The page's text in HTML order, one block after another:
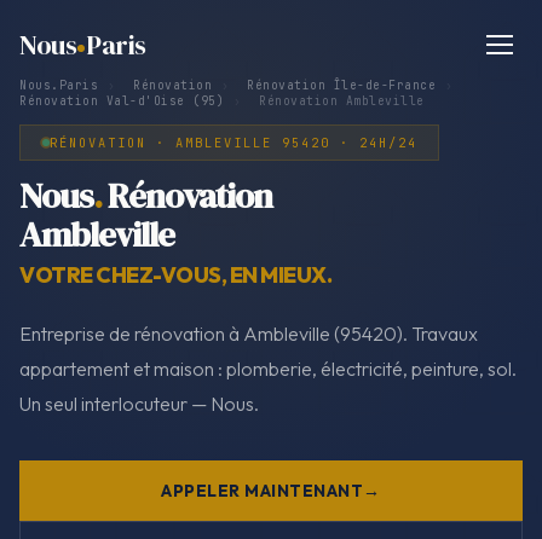
Nous Paris
Nous.Paris Rénovation Rénovation Île-de-France
Rénovation Val-d'Oise (95)
Rénovation Ambleville
RÉNOVATION · AMBLEVILLE 95420 · 24H/24
Nous.Rénovation
Ambleville
VOTRE CHEZ-VOUS, EN MIEUX.
Entreprise de rénovation à Ambleville (95420). Travaux
appartement et maison : plomberie, électricité, peinture, sol.
Un seul interlocuteur — Nous.
APPELER MAINTENANT